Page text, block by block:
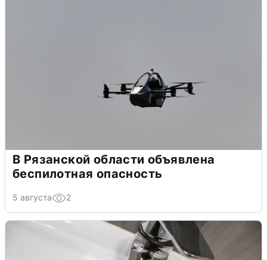
В Рязанской области объявлена
беспилотная опасность
5 августа 2